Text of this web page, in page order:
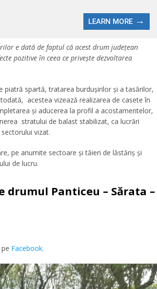
e dată de faptul că acest drum județean
pozitive în ceea ce privește dezvoltarea
piatră spartă, tratarea burdușirilor și a tasărilor,
acestea vizează realizarea de casete în
și aducerea la profil a acostamentelor,
stratului de balast stabilizat, ca lucrări
vizat.
pe anumite sectoare și tăieri de lăstăriș și
de lucru.
Panticeu – Sărata –
Facebook.